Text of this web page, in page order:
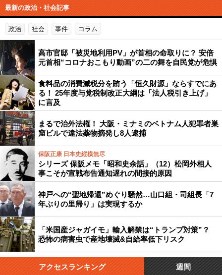
最新の政治・社会記事
政治 社会 事件 コラム
高市官邸「被災地利用PV」が首相の命取りに？ 安倍
元首相“コロナおこもり動画”の二の舞を自民党が危惧
食料品の消費減税分を賄う「恒久財源」ならすでにあ
る！ 25年度与党税制改正大綱は「法人税引き上げ」
に言及
まるで治外法権！ 大阪・ミナミのベトナム人犯罪者巣
窟ビルで違法薬物摘発し8人逮捕
保阪正康 日本史縦横無尽
シリーズ 保阪メモ「昭和史余話」（12）松岡外相人
事こそが宣戦布告通知遅れの間接的原因
神戸への“聖地帰還”めぐり騒然…山口組・司組長「7
年ぶりの里帰り」は実現するか
「米国産ジャガイモ」輸入解禁は“トランプ対策”？
恐怖の病害虫で産地壊滅&自給率低下リスク
アクセスランキング 週間